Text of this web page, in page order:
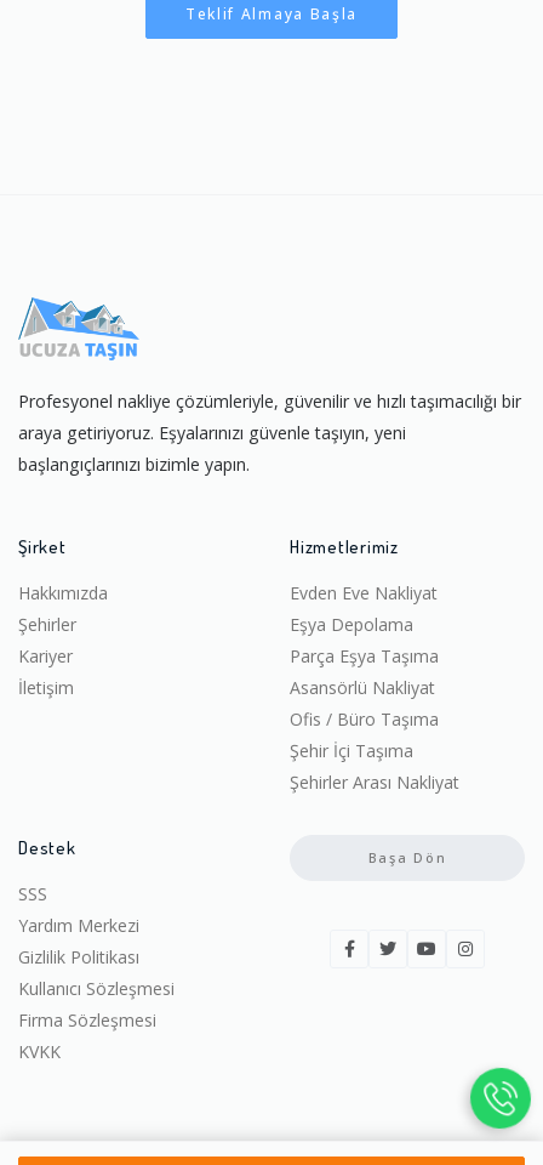
Teklif Almaya Başla
Profesyonel nakliye çözümleriyle, güvenilir ve hızlı taşımacılığı bir
araya getiriyoruz. Eşyalarınızı güvenle taşıyın, yeni
başlangıçlarınızı bizimle yapın.
Şirket
Hakkımızda
Şehirler
Kariyer
İletişim
Hizmetlerimiz
Evden Eve Nakliyat
Eşya Depolama
Parça Eşya Taşıma
Asansörlü Nakliyat
Ofis / Büro Taşıma
Şehir İçi Taşıma
Şehirler Arası Nakliyat
Destek
SSS
Yardım Merkezi
Gizlilik Politikası
Kullanıcı Sözleşmesi
Firma Sözleşmesi
KVKK
Başa Dön